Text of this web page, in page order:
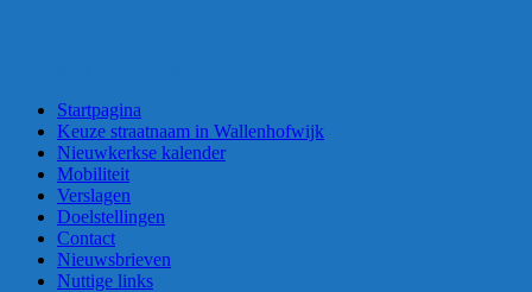
Startpagina
Keuze straatnaam in Wallenhofwijk
Nieuwkerkse kalender
Mobiliteit
Verslagen
Doelstellingen
Contact
Nieuwsbrieven
Nuttige links